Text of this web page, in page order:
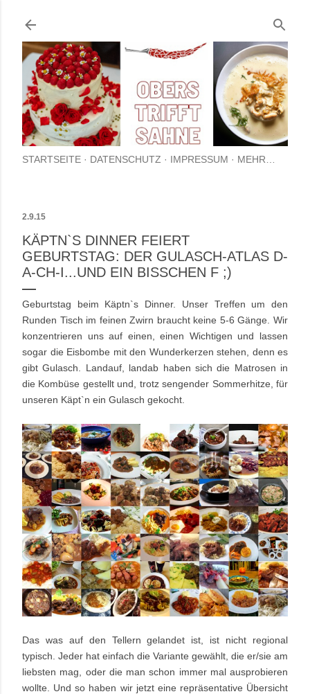
STARTSEITE DATENSCHUTZ IMPRESSUM MEHR…
2.9.15
KÄPTN`S DINNER FEIERT
GEBURTSTAG: DER GULASCH-ATLAS D-
A-CH-I...UND EIN BISSCHEN F ;)
Geburtstag beim Käptn`s Dinner. Unser Treffen um den
Runden Tisch im feinen Zwirn braucht keine 5-6 Gänge. Wir
konzentrieren uns auf einen, einen Wichtigen und lassen
sogar die Eisbombe mit den Wunderkerzen stehen, denn es
gibt Gulasch. Landauf, landab haben sich die Matrosen in
die Kombüse gestellt und, trotz sengender Sommerhitze, für
unseren Käpt`n ein Gulasch gekocht.
Das was auf den Tellern gelandet ist, ist nicht regional
typisch. Jeder hat einfach die Variante gewählt, die er/sie am
liebsten mag, oder die man schon immer mal ausprobieren
wollte. Und so haben wir jetzt eine repräsentative Übersicht